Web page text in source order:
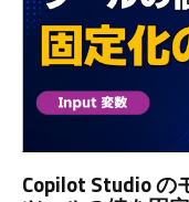
Copilot Studio の